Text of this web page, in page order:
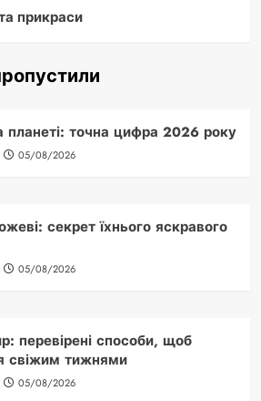
прикраси
планеті: точна цифра 2026 року
05/08/2026
секрет їхнього яскравого
05/08/2026
перевірені способи, щоб
свіжим тижнями
05/08/2026